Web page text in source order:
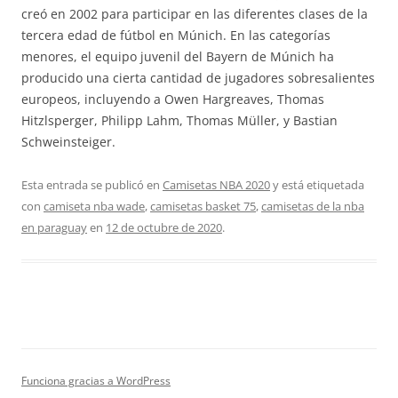
creó en 2002 para participar en las diferentes clases de la
tercera edad de fútbol en Múnich. En las categorías
menores, el equipo juvenil del Bayern de Múnich ha
producido una cierta cantidad de jugadores sobresalientes
europeos, incluyendo a Owen Hargreaves, Thomas
Hitzlsperger, Philipp Lahm, Thomas Müller, y Bastian
Schweinsteiger.
Esta entrada se publicó en Camisetas NBA 2020y está etiquetada
con camiseta nba wade,camisetas basket 75,camisetas de la nba
en paraguayen 12 de octubre de 2020.
Funciona gracias a WordPress